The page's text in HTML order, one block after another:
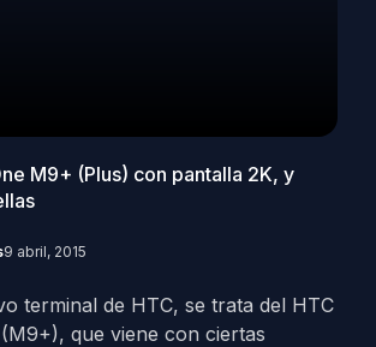
M9+ (Plus) con pantalla 2K, y
9 abril, 2015
terminal de HTC, se trata del HTC
que viene con ciertas